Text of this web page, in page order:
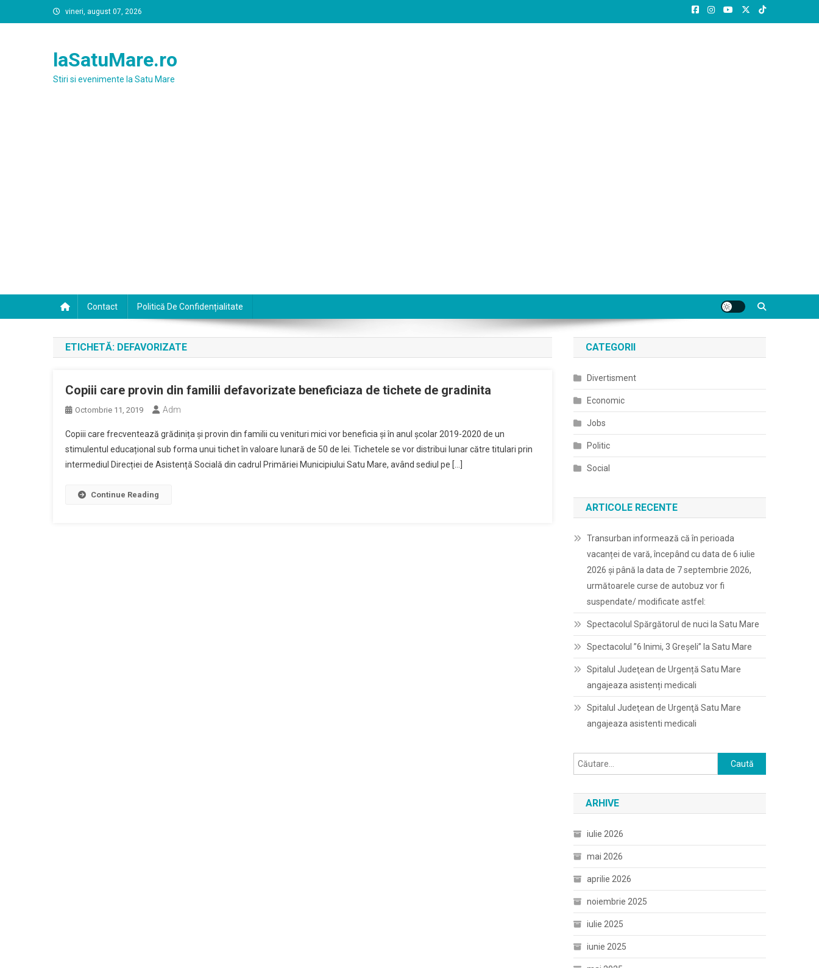
to
vineri, august 07, 2026
laSatuMare.ro
Stiri si evenimente la Satu Mare
Contact Politică De Confidențialitate
ETICHETĂ: DEFAVORIZATE
Copiii care provin din familii defavorizate beneficiaza de tichete de gradinita
Octombrie 11, 2019 Adm
Copiii care frecventează grădinița și provin din familii cu venituri mici vor beneficia și în anul școlar 2019-2020 de un
stimulentul educațional sub forma unui tichet în valoare lunară de 50 de lei. Tichetele se vor distribui lunar către titulari prin
intermediul Direcției de Asistență Socială din cadrul Primăriei Municipiului Satu Mare, având sediul pe […]
Continue Reading
CATEGORII
Divertisment
Economic
Jobs
Politic
Social
ARTICOLE RECENTE
Transurban informează că în perioada
vacanței de vară, începând cu data de 6 iulie
2026 și până la data de 7 septembrie 2026,
următoarele curse de autobuz vor fi
suspendate/ modificate astfel:
Spectacolul Spărgătorul de nuci la Satu Mare
Spectacolul ”6 Inimi, 3 Greșeli” la Satu Mare
Spitalul Judeţean de Urgență Satu Mare
angajeaza asistenți medicali
Spitalul Judeţean de Urgenţă Satu Mare
angajeaza asistenti medicali
Caută
după:
ARHIVE
iulie 2026
mai 2026
aprilie 2026
noiembrie 2025
iulie 2025
iunie 2025